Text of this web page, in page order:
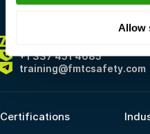
Allow
ZAWSZE
+1 337 451 4685
training@fmtcsafety.com
Certifications